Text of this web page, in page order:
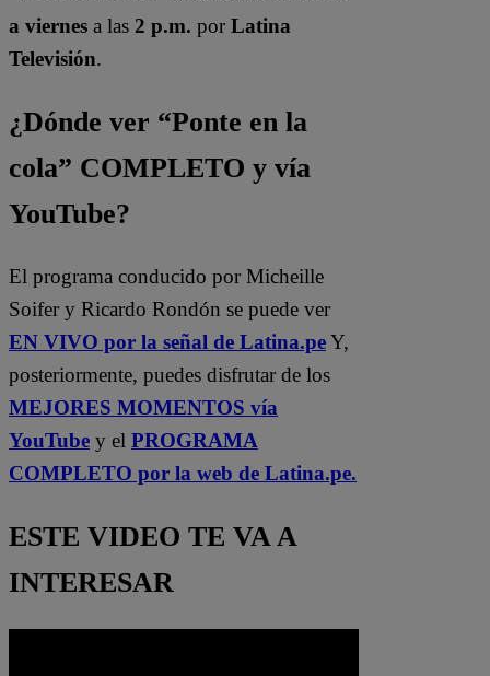
a viernes a las 2 p.m. por Latina
Televisión.
¿Dónde ver “Ponte en la
cola” COMPLETO y vía
YouTube?
El programa conducido por Micheille
Soifer y Ricardo Rondón se puede ver
EN VIVO por la señal de Latina.peY,
posteriormente, puedes disfrutar de los
MEJORES MOMENTOS vía
YouTube y el PROGRAMA
COMPLETO por la web de Latina.pe.
ESTE VIDEO TE VA A
INTERESAR